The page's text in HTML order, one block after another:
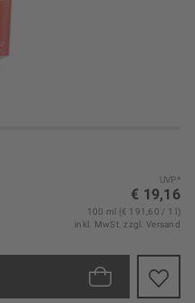
UVP*
€ 19,16
100 ml (€ 191,60 / 1 l)
inkl. MwSt.zzgl. Versand